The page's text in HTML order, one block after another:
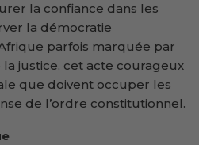
la confiance dans les
la démocratie
parfois marquée par
justice, cet acte courageux
que doivent occuper les
de l’ordre constitutionnel.